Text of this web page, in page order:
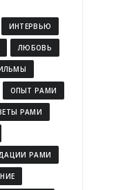
ИНТЕРВЬЮ
ЛЮБОВЬ
ОПЫТ РАМИ
РАМИ
РАМИ